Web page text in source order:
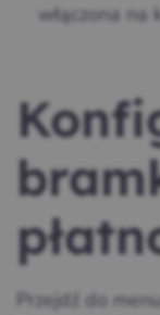
włączona na
Przejdź do